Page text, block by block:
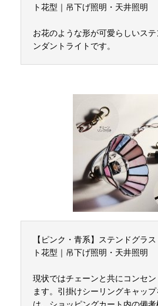
ト花型｜吊下げ照明・天井照明
お花のような形が可愛らしいス
ンダントライトです。
【ピンク・青系】ステンドグラ
ト花型｜吊下げ照明・天井照明
現状ではチェーンと共にコンセ
ます。引掛けシーリングキャッ